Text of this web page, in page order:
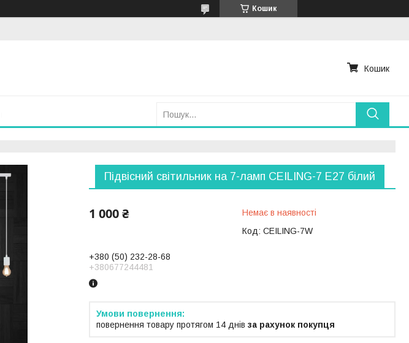
Кошик
Кошик
Підвісний світильник на 7-ламп CEILING-7 E27 білий
1 000 ₴
Немає в наявності
Код: CEILING-7W
+380 (50) 232-28-68
+380677244481
повернення товару протягом 14 днів за рахунок покупця